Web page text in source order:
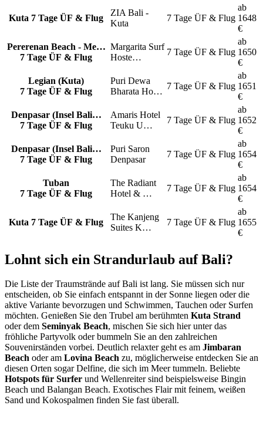
Kuta 7 Tage ÜF & Flug
ZIA Bali -
Kuta
7 Tage ÜF & Flug
ab
1648
€
Pererenan Beach - Me…
7 Tage ÜF & Flug
Margarita Surf
Hoste…
7 Tage ÜF & Flug
ab
1650
€
Legian (Kuta)
7 Tage ÜF & Flug
Puri Dewa
Bharata Ho…
7 Tage ÜF & Flug
ab
1651
€
Denpasar (Insel Bali…
7 Tage ÜF & Flug
Amaris Hotel
Teuku U…
7 Tage ÜF & Flug
ab
1652
€
Denpasar (Insel Bali…
7 Tage ÜF & Flug
Puri Saron
Denpasar
7 Tage ÜF & Flug
ab
1654
€
Tuban
7 Tage ÜF & Flug
The Radiant
Hotel & …
7 Tage ÜF & Flug
ab
1654
€
Kuta 7 Tage ÜF & Flug
The Kanjeng
Suites K…
7 Tage ÜF & Flug
ab
1655
€
Lohnt sich ein Strandurlaub auf Bali?
Die Liste der Traumstrände auf Bali ist lang. Sie müssen sich nur
entscheiden, ob Sie einfach entspannt in der Sonne liegen oder die
aktive Variante bevorzugen und Schwimmen, Tauchen oder Surfen
möchten. Genießen Sie den Trubel am berühmten Kuta Strand
oder dem Seminyak Beach, mischen Sie sich hier unter das
fröhliche Partyvolk oder bummeln Sie an den zahlreichen
Souvenirständen vorbei. Deutlich relaxter geht es am Jimbaran
Beach oder am Lovina Beach zu, möglicherweise entdecken Sie an
diesen Orten sogar Delfine, die sich im Meer tummeln. Beliebte
Hotspots für Surfer und Wellenreiter sind beispielsweise Bingin
Beach und Balangan Beach. Exotisches Flair mit feinem, weißen
Sand und Kokospalmen finden Sie fast überall.